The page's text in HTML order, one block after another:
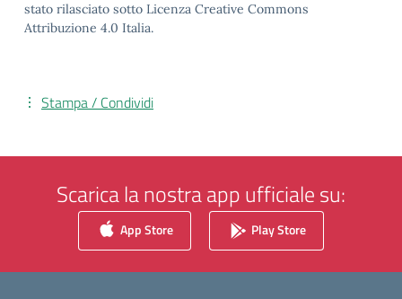
stato rilasciato sotto Licenza Creative Commons
Attribuzione 4.0 Italia.
Stampa / Condividi
Scarica la nostra app ufficiale su:
App Store Play Store